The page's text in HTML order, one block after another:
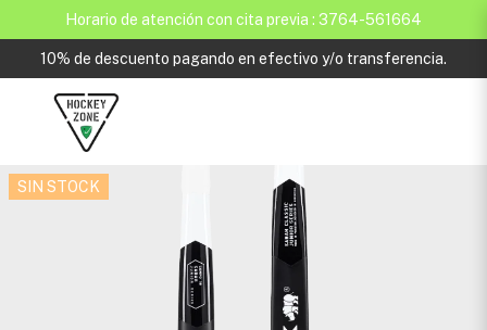
Horario de atención con cita previa : 3764-561664
10% de descuento pagando en efectivo y/o transferencia.
SIN STOCK